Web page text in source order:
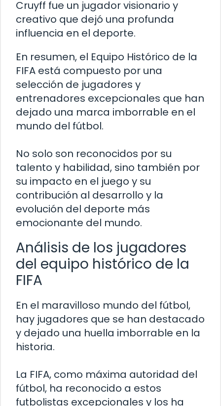
Cruyff fue un jugador visionario y
creativo que dejó una profunda
influencia en el deporte.
En resumen, el Equipo Histórico de la
FIFA está compuesto por una
selección de jugadores y
entrenadores excepcionales que han
dejado una marca imborrable en el
mundo del fútbol.
No solo son reconocidos por su
talento y habilidad, sino también por
su impacto en el juego y su
contribución al desarrollo y la
evolución del deporte más
emocionante del mundo.
Análisis de los jugadores
del equipo histórico de la
FIFA
En el maravilloso mundo del fútbol,
hay jugadores que se han destacado
y dejado una huella imborrable en la
historia.
La FIFA, como máxima autoridad del
fútbol, ha reconocido a estos
futbolistas excepcionales y los ha